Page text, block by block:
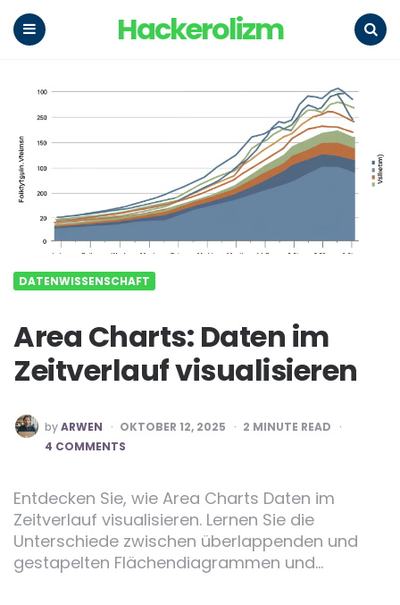
Hackerolizm
DATENWISSENSCHAFT
Area Charts: Daten im
Zeitverlauf visualisieren
POSTED
BY
byARWEN OKTOBER 12, 2025 2 MINUTE READ
4 COMMENTS
Entdecken Sie, wie Area Charts Daten im
Zeitverlauf visualisieren. Lernen Sie die
Unterschiede zwischen überlappenden und
gestapelten Flächendiagrammen und…